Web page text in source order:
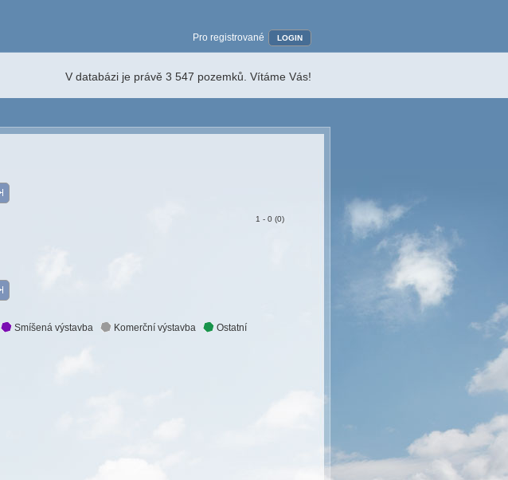
Pro registrované LOGIN
V databázi je právě 3 547 pozemků. Vítáme Vás!
1 - 0 (0)
Smíšená výstavba Komerční výstavba Ostatní